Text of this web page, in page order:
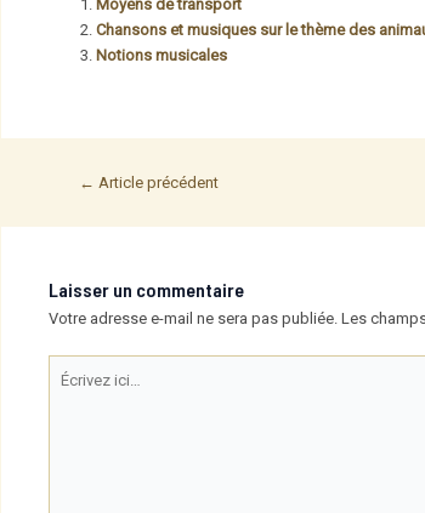
Moyens de transport
Chansons et musiques sur le thème des
Notions musicales
Post← Article précédent
Laisser un commentaire
Votre adresse e-mail ne sera pas publiée. Les
ici…